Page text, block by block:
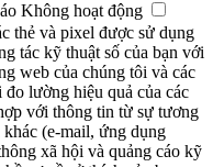
Không hoạt động
thẻ và pixel được sử dụng
tác kỹ thuật số của bạn với
web của chúng tôi và các
lường hiệu quả của các
với thông tin từ sự tương
(e-mail, ứng dụng
xã hội và quảng cáo kỹ